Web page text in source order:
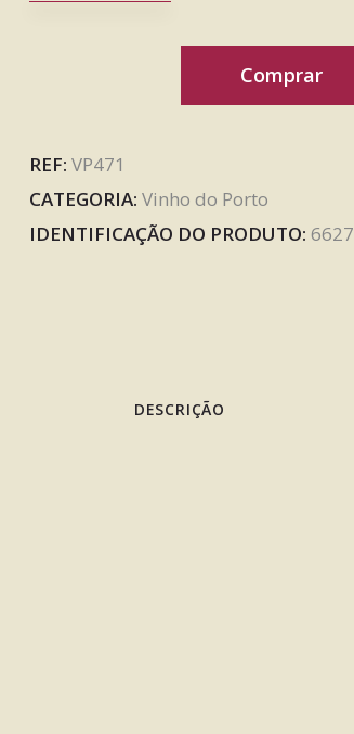
Comprar
REF: VP471
CATEGORIA: Vinho do Porto
IDENTIFICAÇÃO DO PRODUTO: 6627
DESCRIÇÃO